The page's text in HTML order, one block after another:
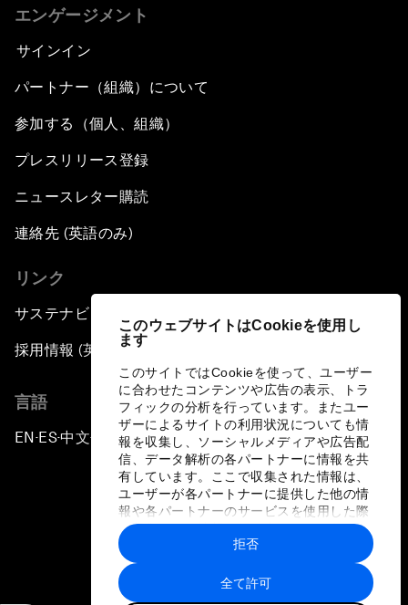
このウェブサイトはCookieを使用し
ます
このサイトではCookieを使って、ユーザー
に合わせたコンテンツや広告の表示、トラ
フィックの分析を行っています。またユー
ザーによるサイトの利用状況についても情
報を収集し、ソーシャルメディアや広告配
信、データ解析の各パートナーに情報を共
有しています。ここで収集された情報は、
ユーザーが各パートナーに提供した他の情
報や各パートナーのサービスを使用した際
に収集された情報と組み合わされ、各パー
トナーによって使用されることがありま
す。
全て許可
拒否
エンゲージメント
サインイン
パートナー（組織）について
参加する（個人、組織）
プレスリリース登録
ニュースレター購読
連絡先 (英語のみ)
リンク
サステナビリティへの取り組み
採用情報 (英語のみ)
言語
EN ▪ES▪中文▪ 日本語
プライバシーポリシーと利用規約
サイトマップ